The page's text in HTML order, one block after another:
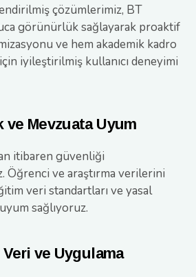
çözümlerimiz, BT
görünürlük sağlayarak proaktif
ve hem akademik kadro
iyileştirilmiş kullanıcı deneyimi
Mevzuata Uyum
itibaren güvenliği
ve araştırma verilerini
veri standartları ve yasal
sağlıyoruz.
ve Uygulama